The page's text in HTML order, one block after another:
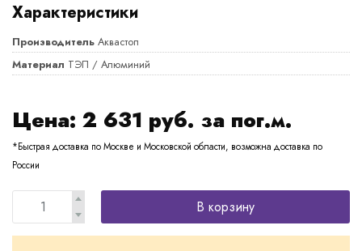
Характеристики
Производитель Аквастоп
Материал ТЭП / Алюминий
Цена: 2 631 руб. за пог.м.
*Быстрая доставка по Москве и Московской области, возможна доставка по
России
В корзину